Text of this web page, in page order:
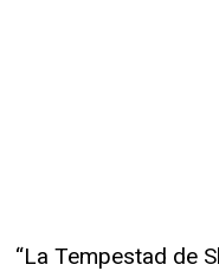
“La Tempestad de